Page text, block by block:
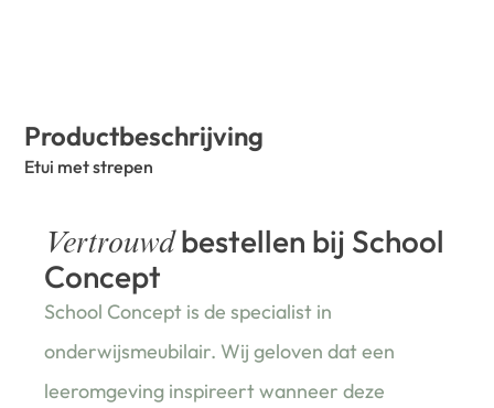
Productbeschrijving
Etui met strepen
Vertrouwdbestellen bij School
Concept
School Concept is de specialist in
onderwijsmeubilair. Wij geloven dat een
leeromgeving inspireert wanneer deze